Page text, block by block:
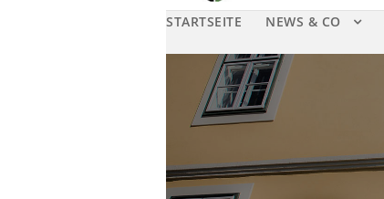
STARTSEITE NEWS & CO